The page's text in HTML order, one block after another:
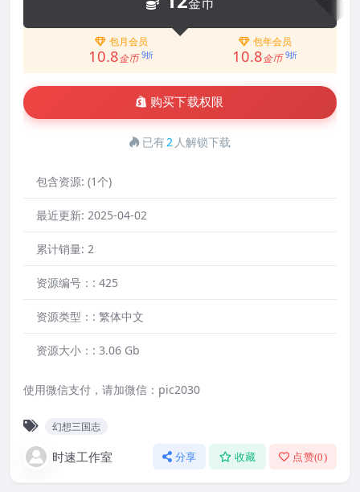
金币
包月会员
10.8金币 9折
包年会员
10.8金币 9折
购买下载权限
已有2 人解锁下载
包含资源: (1个)
最近更新: 2025-04-02
累计销量: 2
资源编号：: 425
资源类型：: 繁体中文
资源大小：: 3.06 Gb
使用微信支付，请加微信：pic2030
幻想三国志
时速工作室 分享 收藏 点赞(0)